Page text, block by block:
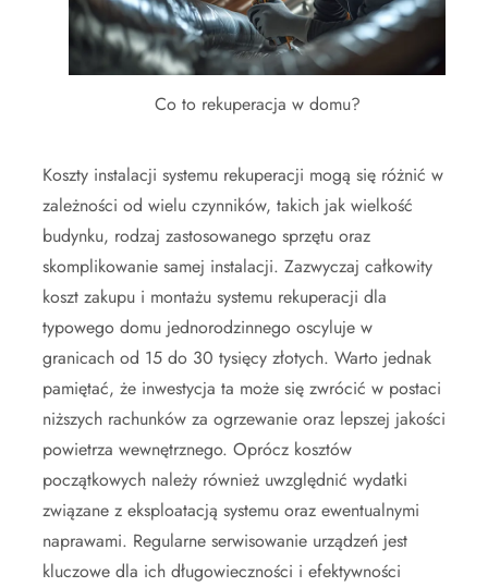
Co to rekuperacja w domu?
Koszty instalacji systemu rekuperacji mogą się różnić w
zależności od wielu czynników, takich jak wielkość
budynku, rodzaj zastosowanego sprzętu oraz
skomplikowanie samej instalacji. Zazwyczaj całkowity
koszt zakupu i montażu systemu rekuperacji dla
typowego domu jednorodzinnego oscyluje w
granicach od 15 do 30 tysięcy złotych. Warto jednak
pamiętać, że inwestycja ta może się zwrócić w postaci
niższych rachunków za ogrzewanie oraz lepszej jakości
powietrza wewnętrznego. Oprócz kosztów
początkowych należy również uwzględnić wydatki
związane z eksploatacją systemu oraz ewentualnymi
naprawami. Regularne serwisowanie urządzeń jest
kluczowe dla ich długowieczności i efektywności